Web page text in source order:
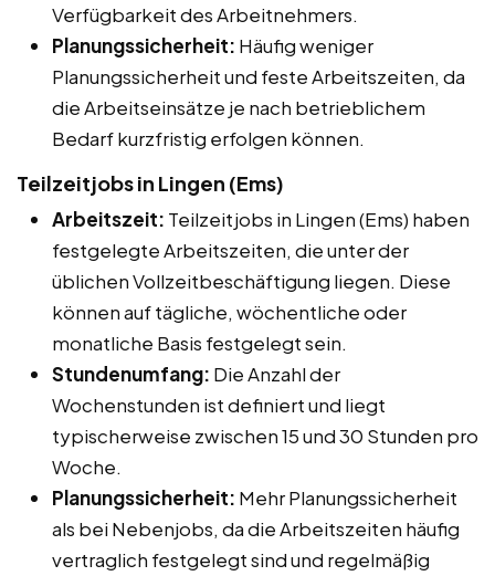
Verfügbarkeit des Arbeitnehmers.
Planungssicherheit: Häufig weniger
Planungssicherheit und feste Arbeitszeiten, da
die Arbeitseinsätze je nach betrieblichem
Bedarf kurzfristig erfolgen können.
Teilzeitjobs in Lingen (Ems)
Arbeitszeit: Teilzeitjobs in Lingen (Ems) haben
festgelegte Arbeitszeiten, die unter der
üblichen Vollzeitbeschäftigung liegen. Diese
können auf tägliche, wöchentliche oder
monatliche Basis festgelegt sein.
Stundenumfang: Die Anzahl der
Wochenstunden ist definiert und liegt
typischerweise zwischen 15 und 30 Stunden pro
Woche.
Planungssicherheit: Mehr Planungssicherheit
als bei Nebenjobs, da die Arbeitszeiten häufig
vertraglich festgelegt sind und regelmäßig